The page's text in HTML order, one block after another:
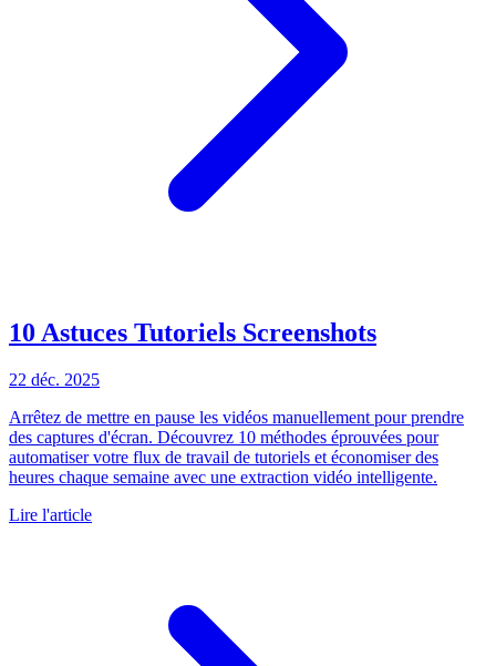
10 Astuces Tutoriels Screenshots
22 déc. 2025
Arrêtez de mettre en pause les vidéos manuellement pour prendre
des captures d'écran. Découvrez 10 méthodes éprouvées pour
automatiser votre flux de travail de tutoriels et économiser des
heures chaque semaine avec une extraction vidéo intelligente.
Lire l'article